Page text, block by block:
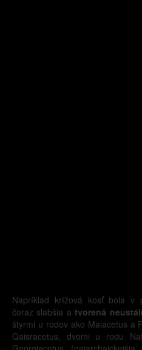
Napríklad krížová kosť bola v
čoraz slabšia atvorená
štyrmi u rodov ako Maiacetus a
Qaisracetus, dvomi u rodu